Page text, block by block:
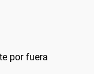
por fuera